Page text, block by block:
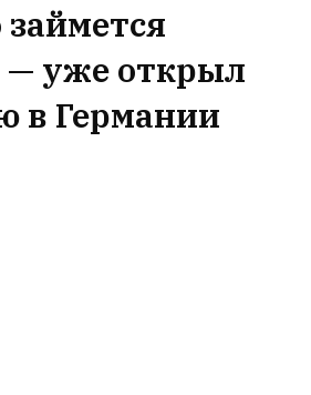
— уже открыл
в Германии